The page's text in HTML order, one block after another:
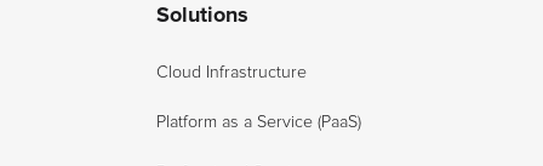
Solutions
Cloud Infrastructure
Platform as a Service (PaaS)